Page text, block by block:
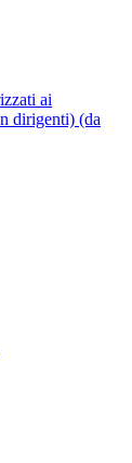
ai
dirigenti) (da